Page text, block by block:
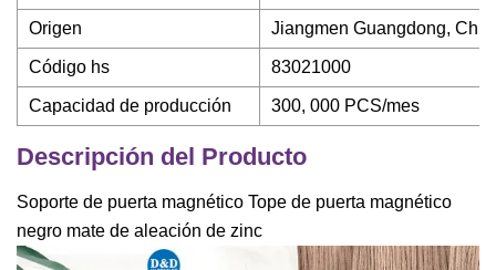
Origen Jiangmen Guangdong,
Código hs 83021000
Capacidad de producción 300, 000 PCS/mes
Descripción del Producto
Soporte de puerta magnético Tope de puerta magnético
negro mate de aleación de zinc